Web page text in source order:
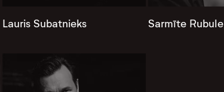
Lauris Subatnieks Sarmīte Rubule